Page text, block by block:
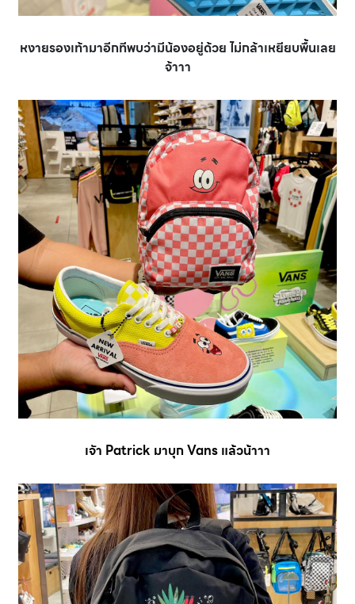
หงายรองเท้ามาอีกทีพบว่ามีน้องอยู่ด้วย ไม่กล้าเหยียบพื้นเลย
จ้าาา
เจัา Patrick มาบุก Vans แล้วน้าาา